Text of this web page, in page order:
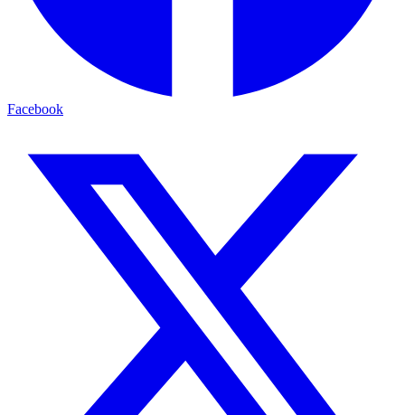
Facebook